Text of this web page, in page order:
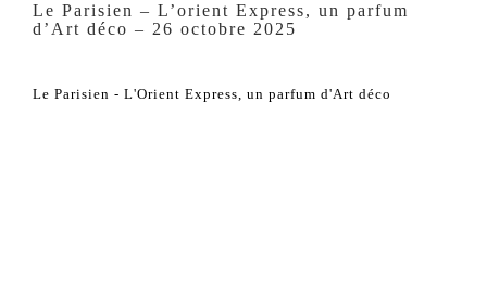
Le Parisien – L’orient Express, un parfum
d’Art déco – 26 octobre 2025
Le Parisien - L'Orient Express, un parfum d'Art déco